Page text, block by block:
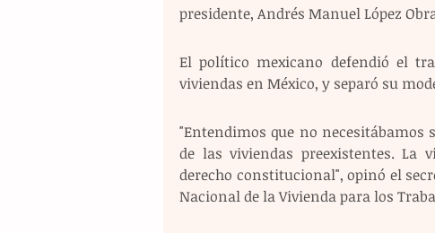
presidente, Andrés Manuel López
El político mexicano defendió el
viviendas en México, y separó su
"Entendimos que no
de las viviendas preexistentes. La
derecho constitucional", opinó el
Nacional de la Vivienda para los